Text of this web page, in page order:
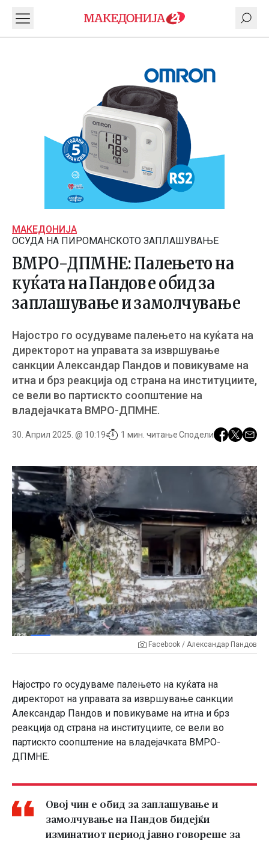
МАКЕДОНИЈА
ОСУДА НА ПИРОМАНСКОТО ЗАПЛАШУВАЊЕ
ВМРО-ДПМНЕ: Палењето на
куќата на Пандов е обид за
заплашување и замолчување
Најостро го осудуваме палењето на куќата на
директорот на управата за извршување
санкции Александар Пандов и повикуваме на
итна и брз реакција од страна на институциите,
се вели во партискто соопштение на
владејачката ВМРО-ДПМНЕ.
30. Април 2025. @ 10:19 1 мин. читањеСподели
Facebook / Александар Пандов
Најостро го осудуваме палењето на куќата на
директорот на управата за извршување санкции
Александар Пандов и повикуваме на итна и брз
реакција од страна на институциите, се вели во
партискто соопштение на владејачката ВМРО-
ДПМНЕ.
Овој чин е обид за заплашување и
замолчување на Пандов бидејќи
изминатиот период јавно говореше за